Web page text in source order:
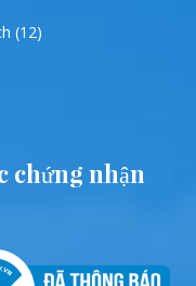
(12)
chứng nhận